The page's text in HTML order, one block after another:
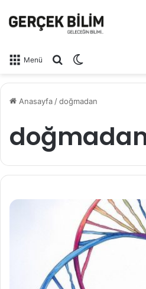
Menü Arama yap ...
Anasayfa /doğmadan